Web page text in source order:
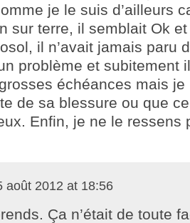
je le suis d’ailleurs
sur terre, il semblait Ok
il n’avait jamais paru
problème et subitement
échéances mais
de sa blessure ou que
Enfin, je ne le ressens
août 2012 at 18:56
Ça n’était de toute